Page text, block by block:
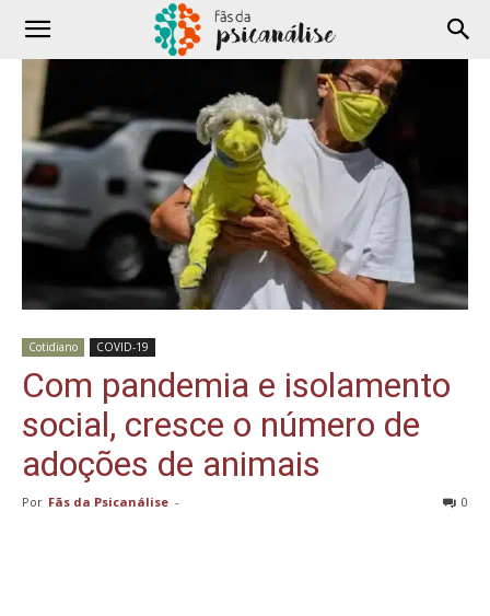
Cotidiano COVID-19
Com pandemia e isolamento
social, cresce o número de
adoções de animais
Por Fãs da Psicanálise - 0